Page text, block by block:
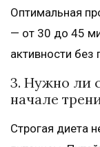
Оптимальная
— от 30 до 45
активности без
3. Нужно ли
начале
Строгая диета